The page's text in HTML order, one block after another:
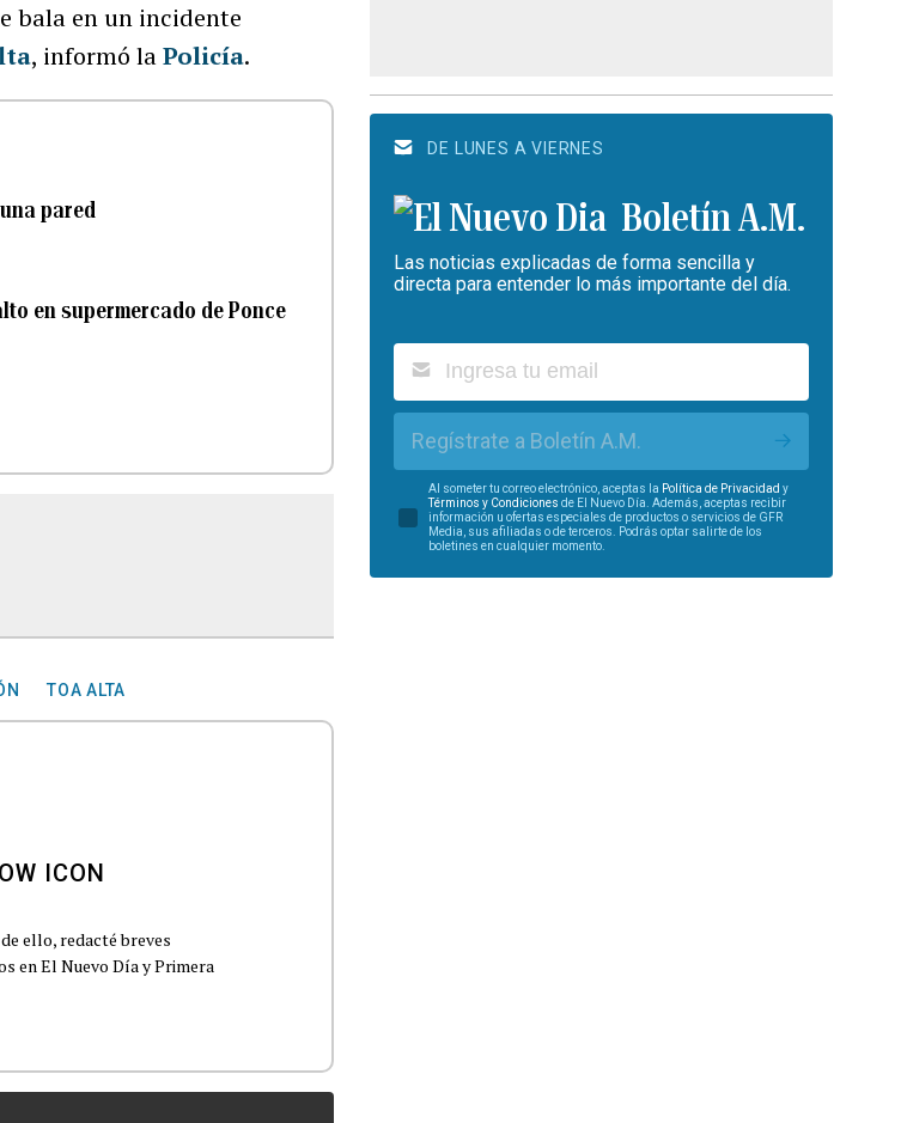
bala en un incidente
, informó laPolicía.
pared
en supermercado de Ponce
TOA ALTA
ello, redacté breves
en El Nuevo Día y Primera
DE LUNES A VIERNES
Boletín A.M.
Las noticias explicadas de forma sencilla y
directa para entender lo más importante del día.
Regístrate a Boletín A.M.
Al someter tu correo electrónico, aceptas la Política de Privacidad y
Términos y Condiciones de El Nuevo Día. Además, aceptas recibir
información u ofertas especiales de productos o servicios de GFR
Media, sus afiliadas o de terceros. Podrás optar salirte de los
boletines en cualquier momento.